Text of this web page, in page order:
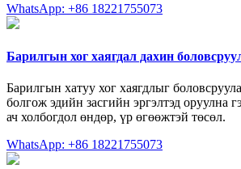
WhatsApp: +86 18221755073
Барилгын хог хаягдал дахин
Барилгын хатуу хог хаягдлыг
болгож эдийн засгийн эргэлтэд оруулна
ач холбогдол өндөр, үр өгөөжтэй төсөл.
WhatsApp: +86 18221755073